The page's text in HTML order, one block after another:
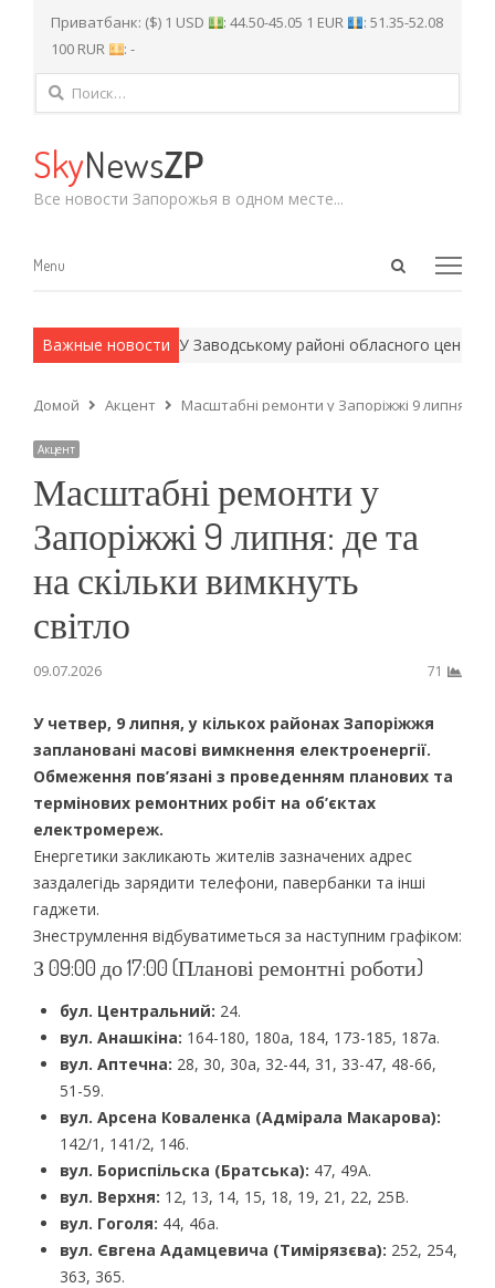
Приватбанк: ($) 1 USD : 44.50-45.05 1 EUR
: 51.35-52.08
100 RUR
: -
Найти:
SkyNewsZP
Все новости Запорожья в одном месте...
Open
Menu
Menu
Важные новости
методы. У Заводському районі обласного центру
Домой Акцент Масштабні ремонти у Запоріжжі 9 липня: де
Акцент
Масштабні ремонти у
Запоріжжі 9 липня: де та
на скільки вимкнуть
світло
09.07.2026 71
У четвер, 9 липня, у кількох районах Запоріжжя
заплановані масові вимкнення електроенергії.
Обмеження пов’язані з проведенням планових та
термінових ремонтних робіт на об’єктах
електромереж.
Енергетики закликають жителів зазначених адрес
заздалегідь зарядити телефони, павербанки та інші
гаджети.
Знеструмлення відбуватиметься за наступним графіком:
З 09:00 до 17:00 (Планові ремонтні роботи)
бул. Центральний: 24.
вул. Анашкіна: 164-180, 180а, 184, 173-185, 187а.
вул. Аптечна: 28, 30, 30а, 32-44, 31, 33-47, 48-66,
51-59.
вул. Арсена Коваленка (Адмірала Макарова):
142/1, 141/2, 146.
вул. Бориспільска (Братська): 47, 49А.
вул. Верхня: 12, 13, 14, 15, 18, 19, 21, 22, 25В.
вул. Гоголя: 44, 46а.
вул. Євгена Адамцевича (Тимірязєва): 252, 254,
363, 365.